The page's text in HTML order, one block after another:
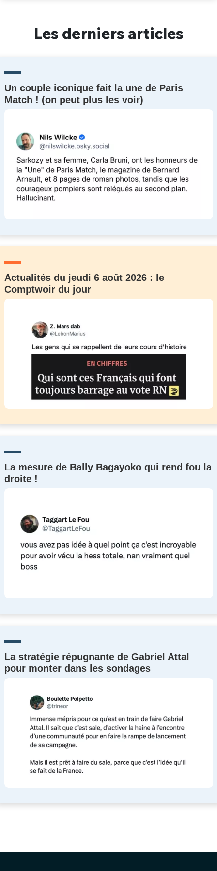
Les derniers articles
Un couple iconique fait la une de Paris
Match ! (on peut plus les voir)
Actualités du jeudi 6 août 2026 : le
Comptwoir du jour
La mesure de Bally Bagayoko qui rend fou la
droite !
La stratégie répugnante de Gabriel Attal
pour monter dans les sondages